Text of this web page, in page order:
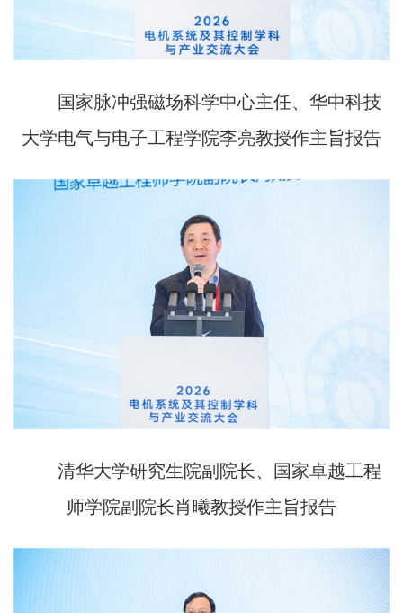
国家脉冲强磁场科学中心主任、华中科技
大学电气与电子工程学院李亮教授作主旨报告
清华大学研究生院副院长、国家卓越工程
师学院副院长肖曦教授作主旨报告